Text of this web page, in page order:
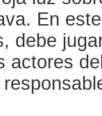
En
debe
actores